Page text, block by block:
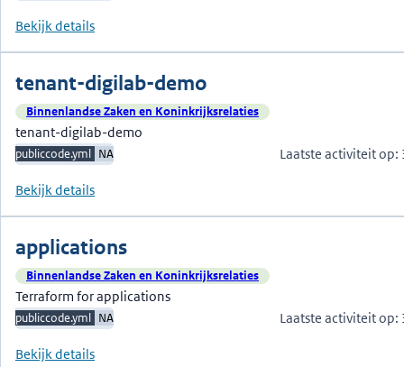
Bekijk details
tenant-digilab-demo
Binnenlandse Zaken en Koninkrijksrelaties
tenant-digilab-demo
publiccode.yml NA Laatste activiteit
Bekijk details
applications
Binnenlandse Zaken en Koninkrijksrelaties
Terraform for applications
publiccode.yml NA Laatste activiteit
Bekijk details